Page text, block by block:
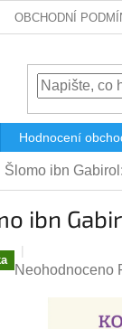
OBCHODNÍ
Hodnocení
Šlomo ibn
ibn
Průměrné
Neohodnoceno